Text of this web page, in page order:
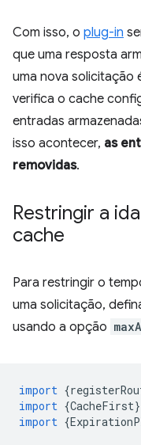
Com isso, o plug-in
que uma resposta
uma nova solicitação
verifica o cache
entradas
isso acontecer, as
removidas.
Restringir a
cache
Para restringir o
uma solicitação,
usando a opção
import {
import {CacheFirst}
import {